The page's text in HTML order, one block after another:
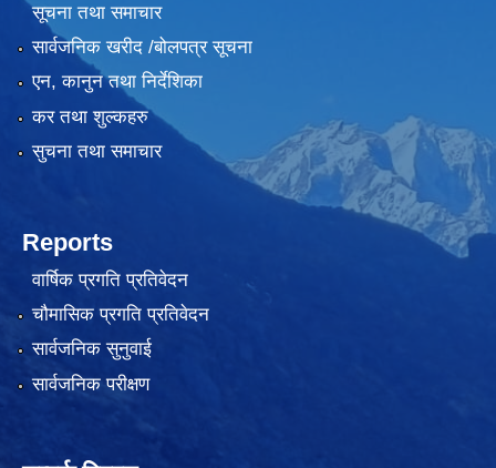
सूचना तथा समाचार
सार्वजनिक खरीद /बोलपत्र सूचना
एन, कानुन तथा निर्देशिका
कर तथा शुल्कहरु
सुचना तथा समाचार
Reports
वार्षिक प्रगति प्रतिवेदन
चौमासिक प्रगति प्रतिवेदन
सार्वजनिक सुनुवाई
सार्वजनिक परीक्षण